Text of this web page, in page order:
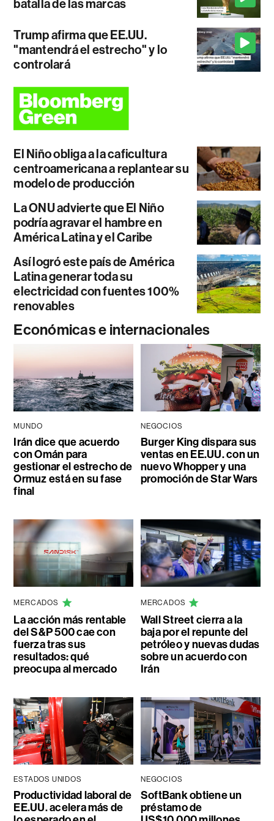
batalla de las marcas
Trump afirma que EE.UU.
"mantendrá el estrecho" y lo
controlará
El Niño obliga a la caficultura
centroamericana a replantear su
modelo de producción
La ONU advierte que El Niño
podría agravar el hambre en
América Latina y el Caribe
Así logró este país de América
Latina generar toda su
electricidad con fuentes 100%
renovables
Económicas e internacionales
MUNDO
Irán dice que acuerdo
con Omán para
gestionar el estrecho de
Ormuz está en su fase
final
NEGOCIOS
Burger King dispara sus
ventas en EE.UU. con un
nuevo Whopper y una
promoción de Star Wars
MERCADOS
La acción más rentable
del S&P 500 cae con
fuerza tras sus
resultados: qué
preocupa al mercado
MERCADOS
Wall Street cierra a la
baja por el repunte del
petróleo y nuevas dudas
sobre un acuerdo con
Irán
ESTADOS UNIDOS
Productividad laboral de
EE.UU. acelera más de
NEGOCIOS
SoftBank obtiene un
préstamo de